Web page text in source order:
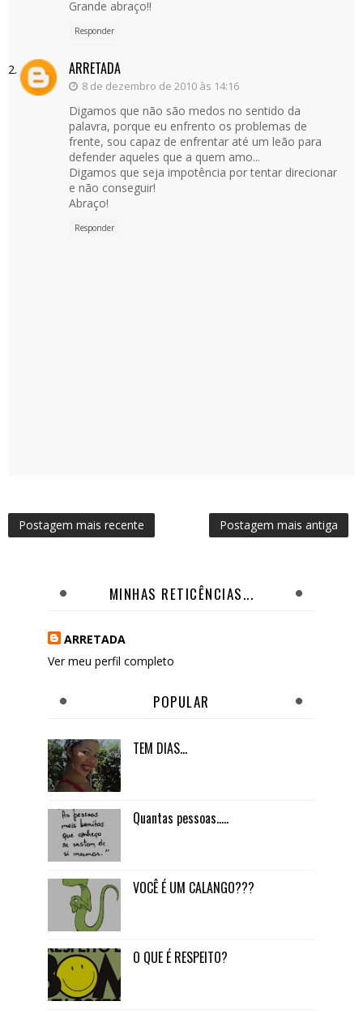
Grande abraço!!
Responder
ARRETADA
8 de dezembro de 2010 às 14:16
Digamos que não são medos no sentido da
palavra, porque eu enfrento os problemas de
frente, sou capaz de enfrentar até um leão para
defender aqueles que a quem amo...
Digamos que seja impotência por tentar direcionar
e não conseguir!
Abraço!
Responder
Postagem mais recente Postagem mais antiga
MINHAS RETICÊNCIAS...
ARRETADA
Ver meu perfil completo
POPULAR
TEM DIAS...
Quantas pessoas.....
VOCÊ É UM CALANGO???
O QUE É RESPEITO?